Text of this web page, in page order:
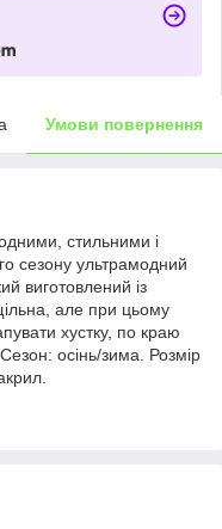
Умови повернення
стильними і
сезону ультрамодний
виготовлений із
але при цьому
хустку, по краю
осінь/зима. Розмір